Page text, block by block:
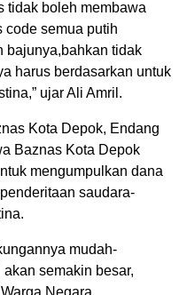
tidak boleh membawa
code semua putih
bajunya,bahkan tidak
harus berdasarkan untuk
ujar Ali Amril.
Kota Depok, Endang
Baznas Kota Depok
mengumpulkan dana
saudara-
mudah-
semakin besar,
Negara